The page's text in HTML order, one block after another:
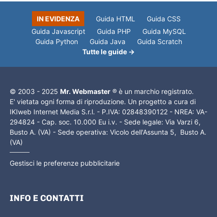
IN EVIDENZA Guida HTML
Guida CSS
Guida Javascript
Guida PHP
Guida MySQL
Guida Python
Guida Java
Guida Scratch
Tutte le guide →
© 2003 - 2025 Mr. Webmaster ® è un marchio registrato.
E' vietata ogni forma di riproduzione. Un progetto a cura di
IKIweb Internet Media S.r.l. - P.IVA: 02848390122 - NREA: VA-
294824 - Cap. soc. 10.000 Eu i.v. - Sede legale: Via Varzi 6,
Busto A. (VA) - Sede operativa: Vicolo dell'Assunta 5, Busto A.
(VA)
Gestisci le preferenze pubblicitarie
INFO E CONTATTI